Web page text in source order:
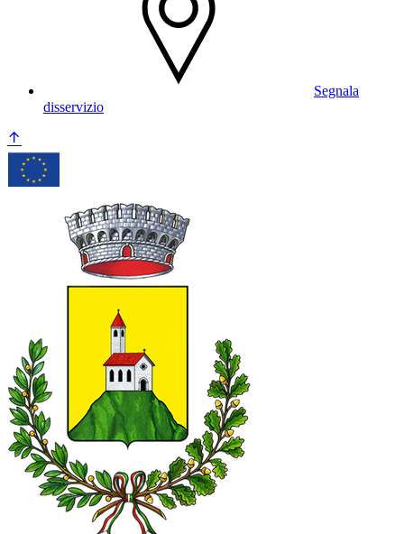
Segnala
disservizio